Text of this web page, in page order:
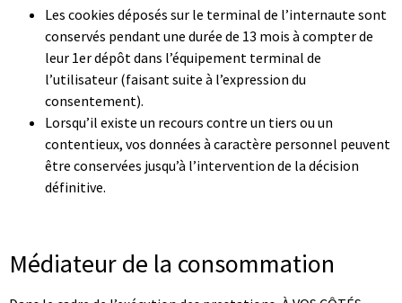
Les cookies déposés sur le terminal de l’internaute sont
conservés pendant une durée de 13 mois à compter de
leur 1er dépôt dans l’équipement terminal de
l’utilisateur (faisant suite à l’expression du
consentement).
Lorsqu’il existe un recours contre un tiers ou un
contentieux, vos données à caractère personnel peuvent
être conservées jusqu’à l’intervention de la décision
définitive.
Médiateur de la consommation